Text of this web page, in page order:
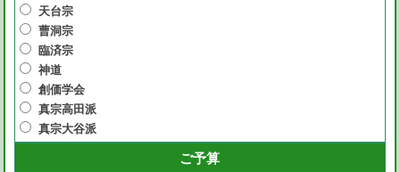
天台宗
曹洞宗
臨済宗
神道
創価学会
真宗高田派
真宗大谷派
ご予算